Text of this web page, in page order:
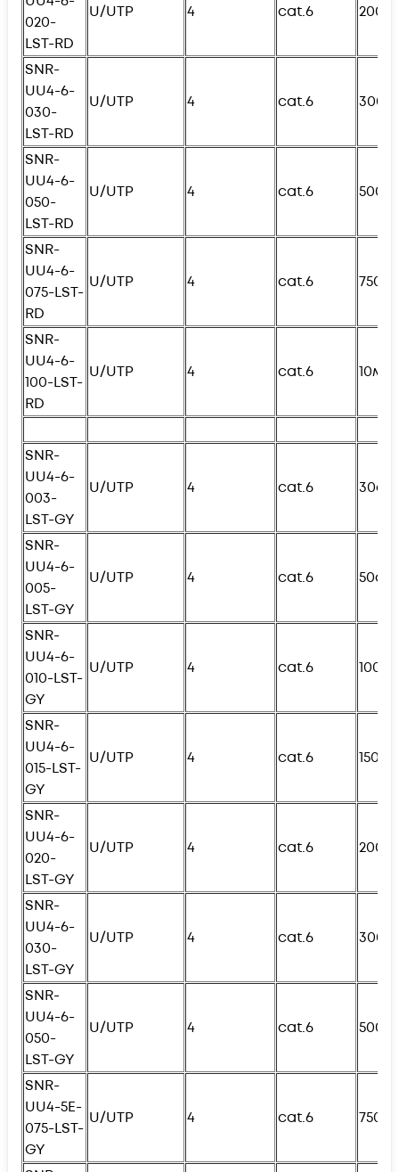
020-
LST-RD
U/UTP 4 cat.6
SNR-
UU4-6-
030-
LST-RD
U/UTP 4 cat.6
SNR-
UU4-6-
050-
LST-RD
U/UTP 4 cat.6
SNR-
UU4-6-
075-LST-
RD
U/UTP 4 cat.6
SNR-
UU4-6-
100-LST-
RD
U/UTP 4 cat.6 10м
SNR-
UU4-6-
003-
LST-GY
U/UTP 4 cat.6 30см
SNR-
UU4-6-
005-
LST-GY
U/UTP 4 cat.6 50см
SNR-
UU4-6-
010-LST-
GY
U/UTP 4 cat.6
SNR-
UU4-6-
015-LST-
GY
U/UTP 4 cat.6 150см
SNR-
UU4-6-
020-
LST-GY
U/UTP 4 cat.6
SNR-
UU4-6-
030-
LST-GY
U/UTP 4 cat.6
SNR-
UU4-6-
050-
LST-GY
U/UTP 4 cat.6
SNR-
UU4-5E-
075-LST-
GY
U/UTP 4 cat.6